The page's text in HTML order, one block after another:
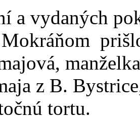
a vydaných
z B.
tortu.